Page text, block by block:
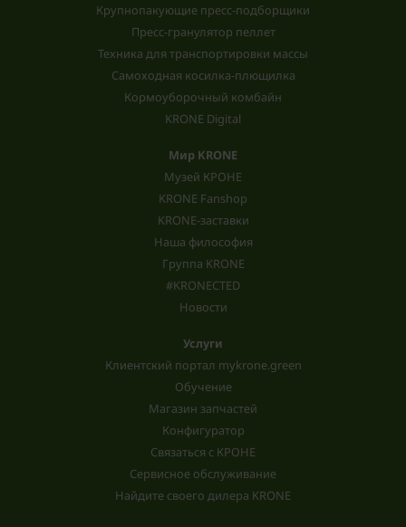
Крупнопакующие пресс-подборщики
Пресс-гранулятор пеллет
Техника для транспортировки массы
Самоходная косилка-плющилка
Кормоуборочный комбайн
KRONE Digital
Мир KRONE
Музей КРОНЕ
KRONE Fanshop
KRONE-заставки
Наша философия
Группа KRONE
#KRONECTED
Новости
Услуги
Клиентский портал mykrone.green
Обучение
Магазин запчастей
Конфигуратор
Связаться с КРОНЕ
Сервисное обслуживание
Найдите своего дилера KRONE